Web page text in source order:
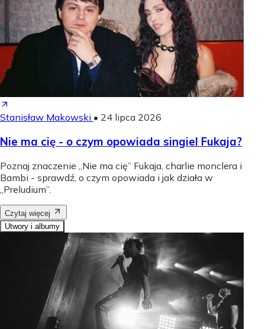
Stanisław Makowski • 24 lipca 2026
Nie ma cię - o czym opowiada singiel Fukaja?
Poznaj znaczenie „Nie ma cię” Fukaja, charlie monclera i
Bambi - sprawdź, o czym opowiada i jak działa w
„Preludium”.
Czytaj więcej
Utwory i albumy